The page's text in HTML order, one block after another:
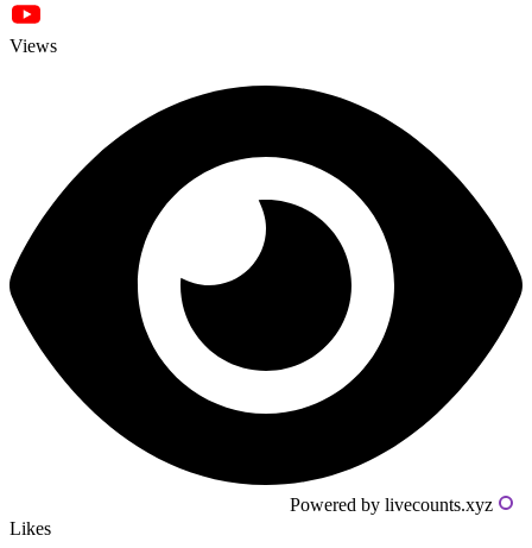
Views
Powered by livecounts.xyz
Likes